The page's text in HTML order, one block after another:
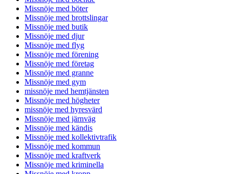
Missnöje med böter
Missnöje med brottslingar
Missnöje med butik
Missnöje med djur
Missnöje med flyg
Missnöje med förening
Missnöje med företag
Missnöje med granne
Missnöje med gym
missnöje med hemtjänsten
Missnöje med högheter
missnöje med hyresvärd
Missnöje med järnväg
Missnöje med kändis
Missnöje med kollektivtrafik
Missnöje med kommun
Missnöje med kraftverk
Missnöje med kriminella